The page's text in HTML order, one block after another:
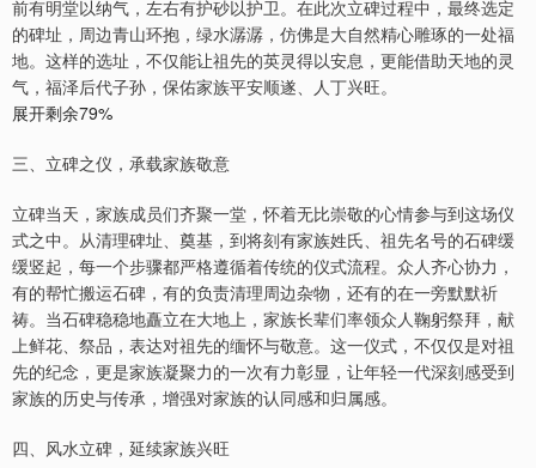
前有明堂以纳气，左右有护砂以护卫。在此次立碑过程中，最终选定
的碑址，周边青山环抱，绿水潺潺，仿佛是大自然精心雕琢的一处福
地。这样的选址，不仅能让祖先的英灵得以安息，更能借助天地的灵
气，福泽后代子孙，保佑家族平安顺遂、人丁兴旺。
展开剩余79%
三、立碑之仪，承载家族敬意
立碑当天，家族成员们齐聚一堂，怀着无比崇敬的心情参与到这场仪
式之中。从清理碑址、奠基，到将刻有家族姓氏、祖先名号的石碑缓
缓竖起，每一个步骤都严格遵循着传统的仪式流程。众人齐心协力，
有的帮忙搬运石碑，有的负责清理周边杂物，还有的在一旁默默祈
祷。当石碑稳稳地矗立在大地上，家族长辈们率领众人鞠躬祭拜，献
上鲜花、祭品，表达对祖先的缅怀与敬意。这一仪式，不仅仅是对祖
先的纪念，更是家族凝聚力的一次有力彰显，让年轻一代深刻感受到
家族的历史与传承，增强对家族的认同感和归属感。
四、风水立碑，延续家族兴旺